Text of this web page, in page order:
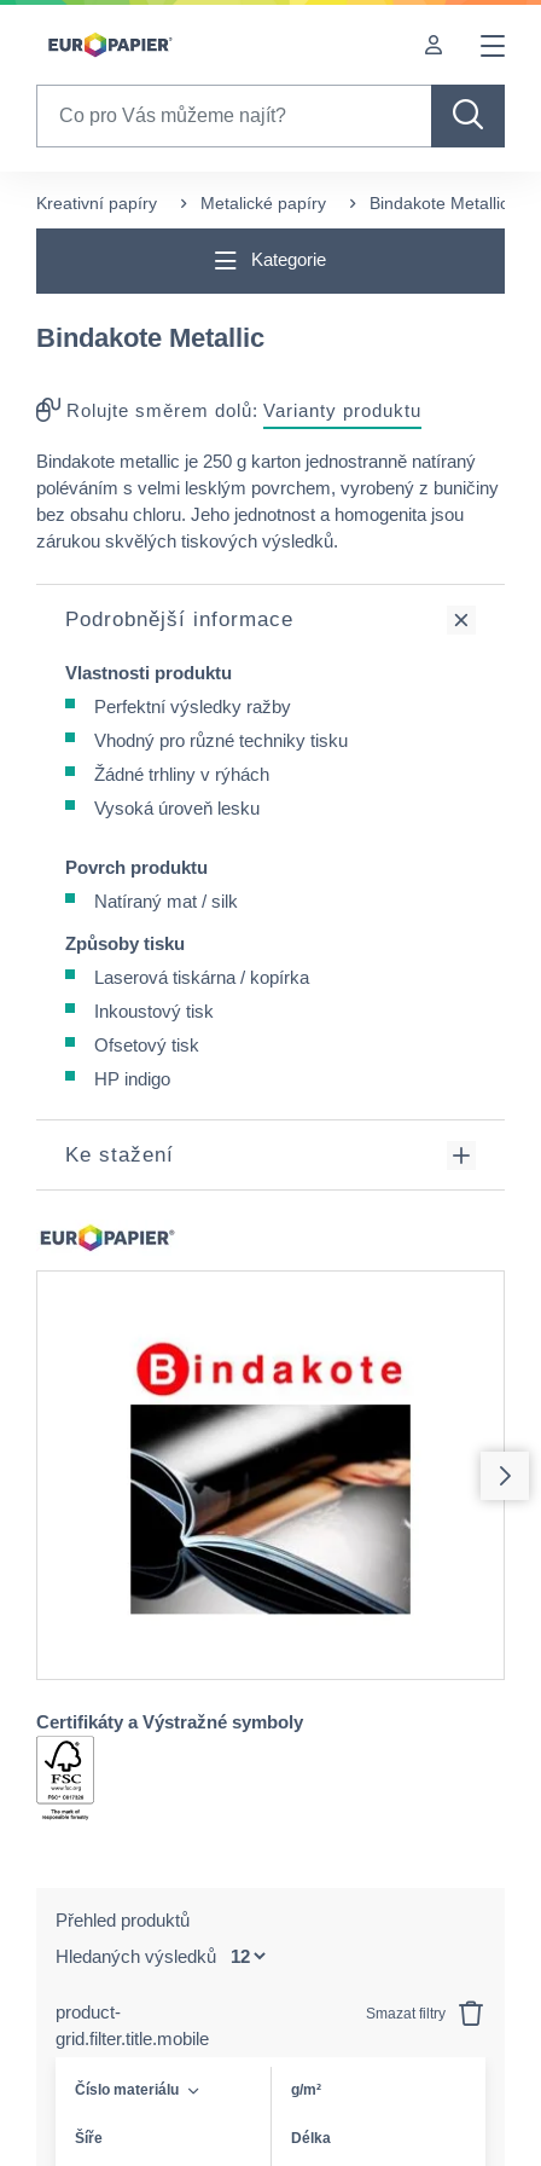
Table Of Content
Kreativní papíry Metalické papíry Bindakote Metallic
Kategorie
Bindakote Metallic
Rolujte směrem dolů: Varianty produktu
Bindakote metallic je 250 g karton jednostranně natíraný
poléváním s velmi lesklým povrchem, vyrobený z buničiny
bez obsahu chloru. Jeho jednotnost a homogenita jsou
zárukou skvělých tiskových výsledků.
Podrobnější informace
Vlastnosti produktu
Perfektní výsledky ražby
Vhodný pro různé techniky tisku
Žádné trhliny v rýhách
Vysoká úroveň lesku
Povrch produktu
Natíraný mat / silk
Způsoby tisku
Laserová tiskárna / kopírka
Inkoustový tisk
Ofsetový tisk
HP indigo
Ke stažení
Certifikáty a Výstražné symboly
Přehled produktů
Hledaných výsledků
product-
grid.filter.title.mobile
Smazat filtry
Číslo materiálu g/m²
Šíře Délka